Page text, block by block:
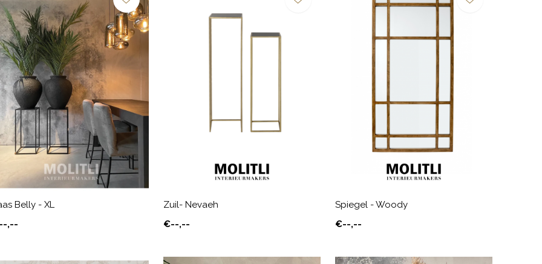
Belly - XL
,--
Zuil- Nevaeh
€--,--
Spiegel - Woody
€--,--